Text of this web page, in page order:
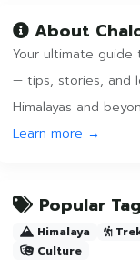
About
Your ultimate guide
— tips, stories, and
Himalayas and
Learn more →
Popular
Himalaya
Culture